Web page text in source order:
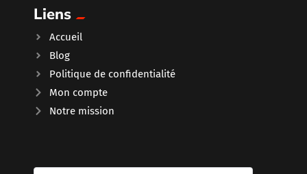
Liens
Accueil
Blog
Politique de confidentialité
Mon compte
Notre mission